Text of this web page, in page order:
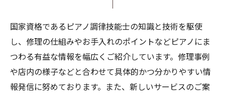
国家資格であるピアノ調律技能士の知識と技術を駆使
し、修理の仕組みやお手入れのポイントなどピアノにま
つわる有益な情報を幅広くご紹介しています。修理事例
や店内の様子などと合わせて具体的かつ分かりやすい情
報発信に努めております。また、新しいサービスのご案